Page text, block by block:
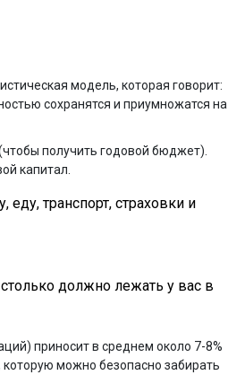
модель, которая говорит:
сохранятся и приумножатся на
получить годовой бюджет).
капитал.
транспорт, страховки и
должно лежать у вас в
приносит в среднем около 7-8%
можно безопасно забирать